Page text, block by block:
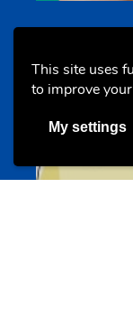
This site uses
to improve
My settings